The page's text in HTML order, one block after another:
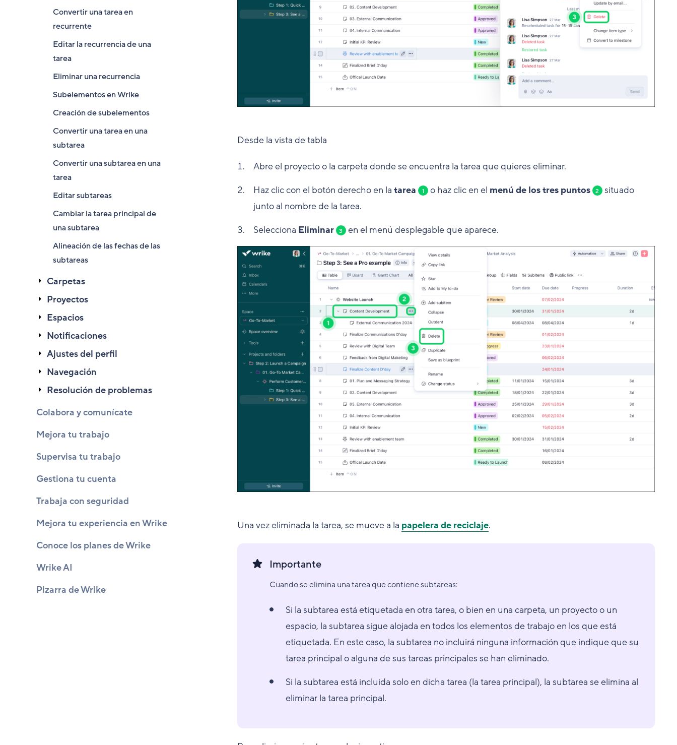
Convertir una tarea en
recurrente
Editar la recurrencia de una
tarea
Eliminar una recurrencia
Subelementos en Wrike
Creación de subelementos
Convertir una tarea en una
subtarea
Convertir una subtarea en una
tarea
Editar subtareas
Cambiar la tarea principal de
una subtarea
Alineación de las fechas de las
subtareas
Carpetas
Proyectos
Espacios
Notificaciones
Ajustes del perfil
Navegación
Resolución de problemas
Colabora y comunícate
Mejora tu trabajo
Supervisa tu trabajo
Gestiona tu cuenta
Trabaja con seguridad
Mejora tu experiencia en Wrike
Conoce los planes de Wrike
Wrike AI
Pizarra de Wrike
Desde la vista de tabla
Abre el proyecto o la carpeta donde se encuentra la tarea que quieres eliminar.
Haz clic con el botón derecho en la tarea 1 o haz clic en el menú de los tres puntos 2 situado
junto al nombre de la tarea.
Selecciona Eliminar 3 en el menú desplegable que aparece.
Una vez eliminada la tarea, se mueve a la papelera de reciclaje.
Importante
Cuando se elimina una tarea que contiene subtareas:
Si la subtarea está etiquetada en otra tarea, o bien en una carpeta, un proyecto o un
espacio, la subtarea sigue alojada en todos los elementos de trabajo en los que está
etiquetada. En este caso, la subtarea no incluirá ninguna información que indique que su
tarea principal o alguna de sus tareas principales se han eliminado.
Si la subtarea está incluida solo en dicha tarea (la tarea principal), la subtarea se elimina al
eliminar la tarea principal.